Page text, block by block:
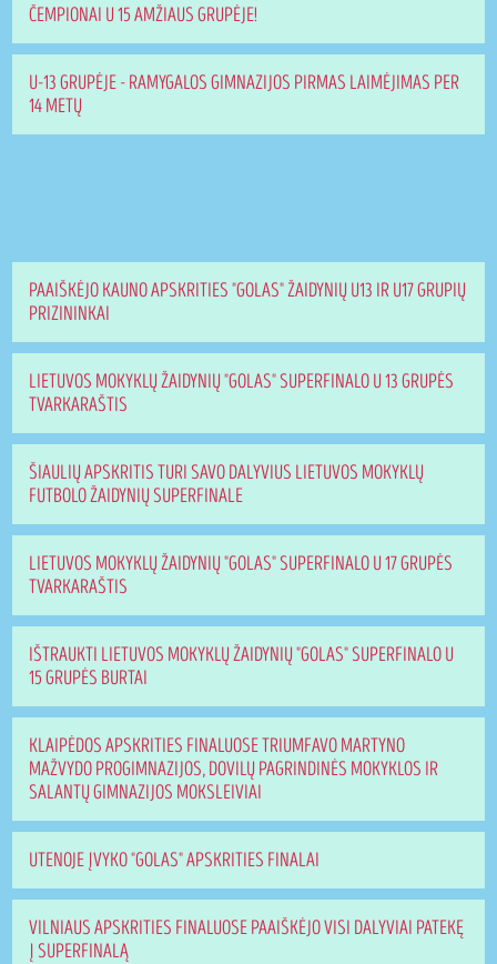
ČEMPIONAI U 15 AMŽIAUS GRUPĖJE!
U-13 GRUPĖJE - RAMYGALOS GIMNAZIJOS PIRMAS LAIMĖJIMAS PER
14 METŲ
PAAIŠKĖJO KAUNO APSKRITIES "GOLAS" ŽAIDYNIŲ U13 IR U17 GRUPIŲ
PRIZININKAI
LIETUVOS MOKYKLŲ ŽAIDYNIŲ "GOLAS" SUPERFINALO U 13 GRUPĖS
TVARKARAŠTIS
ŠIAULIŲ APSKRITIS TURI SAVO DALYVIUS LIETUVOS MOKYKLŲ
FUTBOLO ŽAIDYNIŲ SUPERFINALE
LIETUVOS MOKYKLŲ ŽAIDYNIŲ "GOLAS" SUPERFINALO U 17 GRUPĖS
TVARKARAŠTIS
IŠTRAUKTI LIETUVOS MOKYKLŲ ŽAIDYNIŲ "GOLAS" SUPERFINALO U
15 GRUPĖS BURTAI
KLAIPĖDOS APSKRITIES FINALUOSE TRIUMFAVO MARTYNO
MAŽVYDO PROGIMNAZIJOS, DOVILŲ PAGRINDINĖS MOKYKLOS IR
SALANTŲ GIMNAZIJOS MOKSLEIVIAI
UTENOJE ĮVYKO "GOLAS" APSKRITIES FINALAI
VILNIAUS APSKRITIES FINALUOSE PAAIŠKĖJO VISI DALYVIAI PATEKĘ
Į SUPERFINALĄ